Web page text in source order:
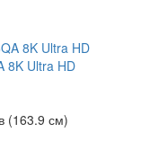
8K Ultra HD
(163.9 см)